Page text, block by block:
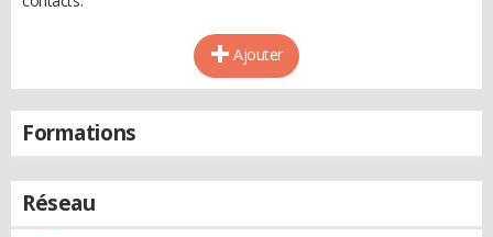
Ajouter
Formations
Réseau